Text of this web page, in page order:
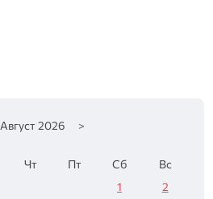
Август 2026 >
Чт Пт Сб
Вс
1
2